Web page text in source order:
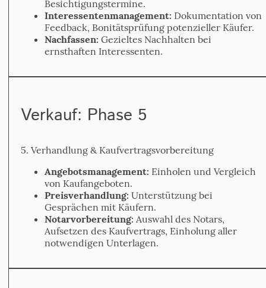
Besichtigungstermine.
Interessenten­management: Dokumentation von
Feedback, Bonitäts­prüfung potenzieller Käufer.
Nach­fassen: Gezieltes Nachhalten bei
ernsthaften Interessenten.
Verkauf: Phase 5
5. Verhandlung & Kaufvertrags­vorbereitung
Angebots­management: Einholen und Vergleich
von Kauf­angeboten.
Preis­verhandlung: Unterstützung bei
Gesprächen mit Käufern.
Notar­vorbereitung: Auswahl des Notars,
Aufsetzen des Kaufvertrags, Einholung aller
notwendigen Unterlagen.